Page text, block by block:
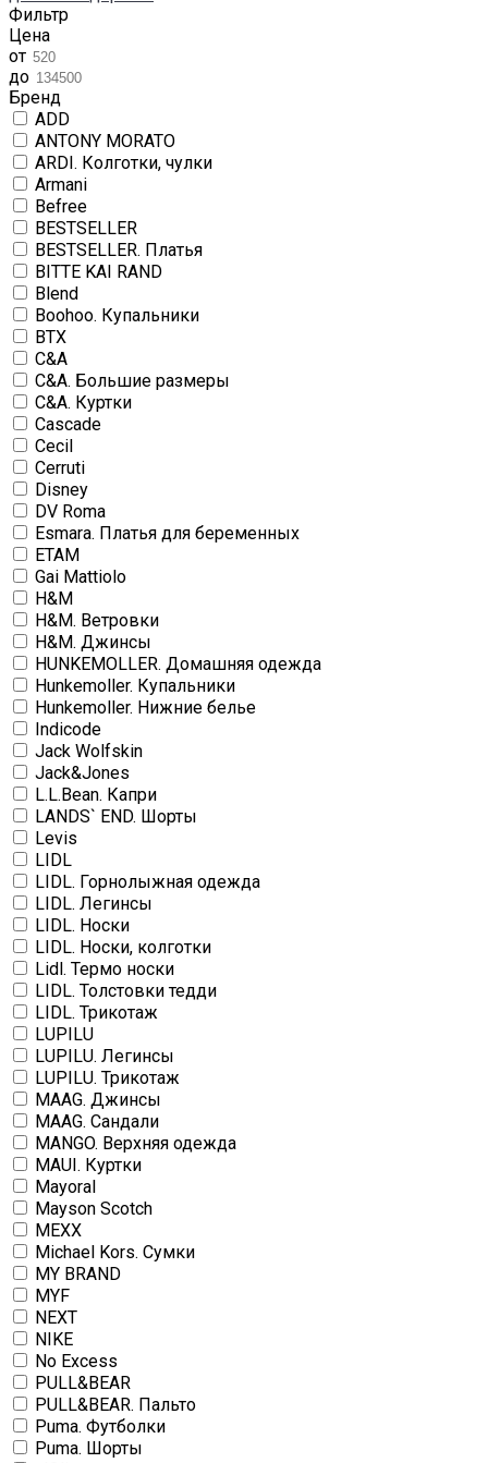
Фильтр
Цена
от
до
Бренд
ADD
ANTONY MORATO
ARDI. Колготки, чулки
Armani
Befree
BESTSELLER
BESTSELLER. Платья
BITTE KAI RAND
Blend
Boohoo. Купальники
BTX
C&A
C&A. Большие размеры
C&A. Куртки
Cascade
Cecil
Cerruti
Disney
DV Roma
Esmara. Платья для беременных
ETAM
Gai Mattiolo
H&M
H&M. Ветровки
H&M. Джинсы
HUNKEMOLLER. Домашняя одежда
Hunkemoller. Купальники
Hunkemoller. Нижние белье
Indicode
Jack Wolfskin
Jack&Jones
L.L.Bean. Капри
LANDS` END. Шорты
Levis
LIDL
LIDL. Горнолыжная одежда
LIDL. Легинсы
LIDL. Носки
LIDL. Носки, колготки
Lidl. Термо носки
LIDL. Толстовки тедди
LIDL. Трикотаж
LUPILU
LUPILU. Легинсы
LUPILU. Трикотаж
MAAG. Джинсы
MAAG. Сандали
MANGO. Верхняя одежда
MAUI. Куртки
Mayoral
Mayson Scotch
MEXX
Michael Kors. Сумки
MY BRAND
MYF
NEXT
NIKE
No Excess
PULL&BEAR
PULL&BEAR. Пальто
Puma. Футболки
Puma. Шорты